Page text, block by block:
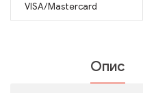
VISA/Mastercard
Опис